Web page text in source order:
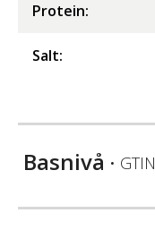
Protein:
Salt:
Basnivå • GTIN